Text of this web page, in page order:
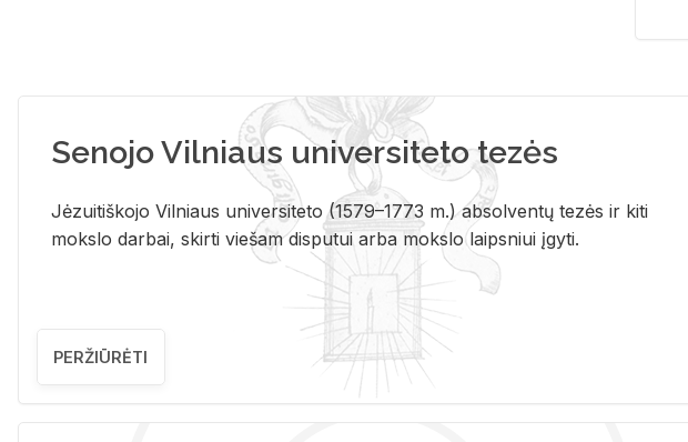
Senojo Vilniaus universiteto tezės
Jėzuitiškojo Vilniaus universiteto (1579–1773 m.) absolventų tezės ir kiti
mokslo darbai, skirti viešam disputui arba mokslo laipsniui įgyti.
PERŽIŪRĖTI